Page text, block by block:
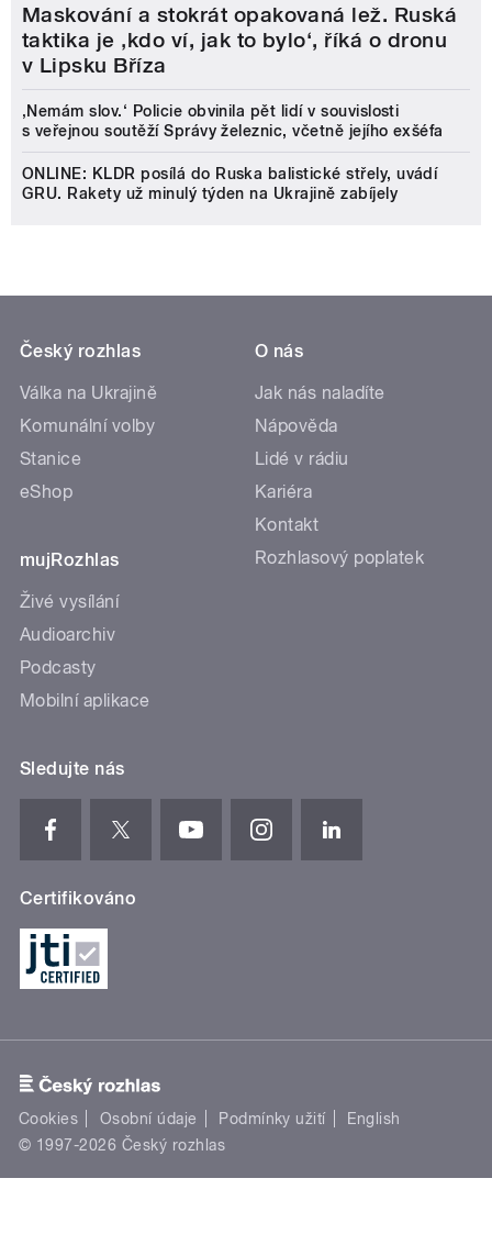
Maskování a stokrát opakovaná lež. Ruská
taktika je ‚kdo ví, jak to bylo‘, říká o dronu
v Lipsku Bříza
‚Nemám slov.‘ Policie obvinila pět lidí v souvislosti
s veřejnou soutěží Správy železnic, včetně jejího exšéfa
ONLINE: KLDR posílá do Ruska balistické střely, uvádí
GRU. Rakety už minulý týden na Ukrajině zabíjely
Český rozhlas
Válka na Ukrajině
Komunální volby
Stanice
eShop
mujRozhlas
Živé vysílání
Audioarchiv
Podcasty
Mobilní aplikace
O nás
Jak nás naladíte
Nápověda
Lidé v rádiu
Kariéra
Kontakt
Rozhlasový poplatek
Sledujte nás
Certifikováno
Cookies Osobní údaje Podmínky užití
English
© 1997-2026 Český rozhlas